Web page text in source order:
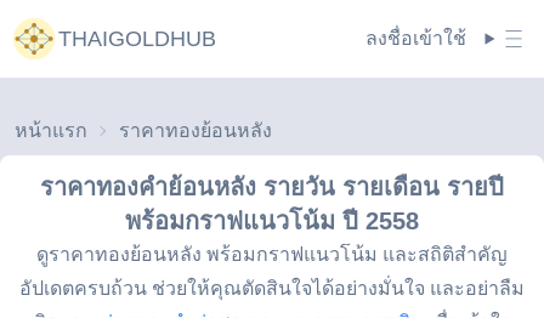
THAIGOLDHUB ลงชื่อเข้าใช้
หน้าแรก ราคาทองย้อนหลัง
ราคาทองคำย้อนหลัง รายวัน รายเดือน รายปี
พร้อมกราฟแนวโน้ม ปี 2558
ดูราคาทองย้อนหลัง พร้อมกราฟแนวโน้ม และสถิติสำคัญ
อัปเดตครบถ้วน ช่วยให้คุณตัดสินใจได้อย่างมั่นใจ และอย่าลืม